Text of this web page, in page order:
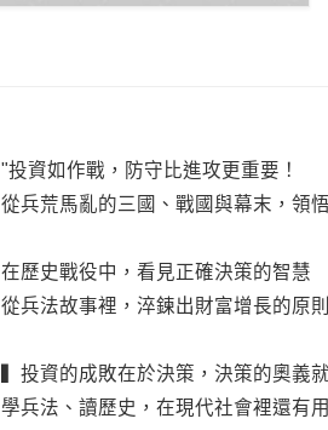
"投資如作戰，防守比進攻更重要！
從兵荒馬亂的三國、戰國與幕末，領
在歷史戰役中，看見正確決策的智慧
從兵法故事裡，淬鍊出財富增長的原則
▍投資的成敗在於決策，決策的奧義
學兵法、讀歷史，在現代社會裡還有